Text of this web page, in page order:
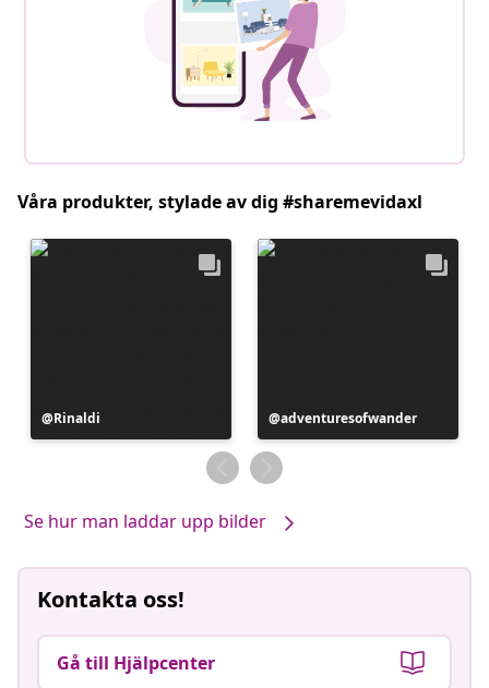
Våra produkter, stylade av dig #sharemevidaxl
Inlägg
publicerat
Rinaldi
Inlägg
publicerat
av
adventuresofwander
Se hur man laddar upp bilder
Kontakta oss!
Gå till Hjälpcenter